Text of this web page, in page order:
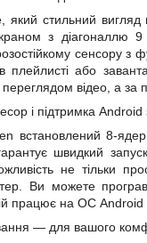
який стильний
з діагоналлю 9
сенсору з
або
відео, а за
і підтримка Android
встановлений 8-
швидкий
не тільки
Ви можете
працює на ОС Android
— для вашого